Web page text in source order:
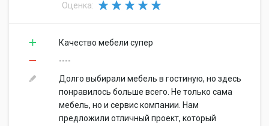
Оценка:
Качество мебели супер
----
Долго выбирали мебель в гостиную, но здесь
понравилось больше всего. Не только сама
мебель, но и сервис компании. Нам
предложили отличный проект, который